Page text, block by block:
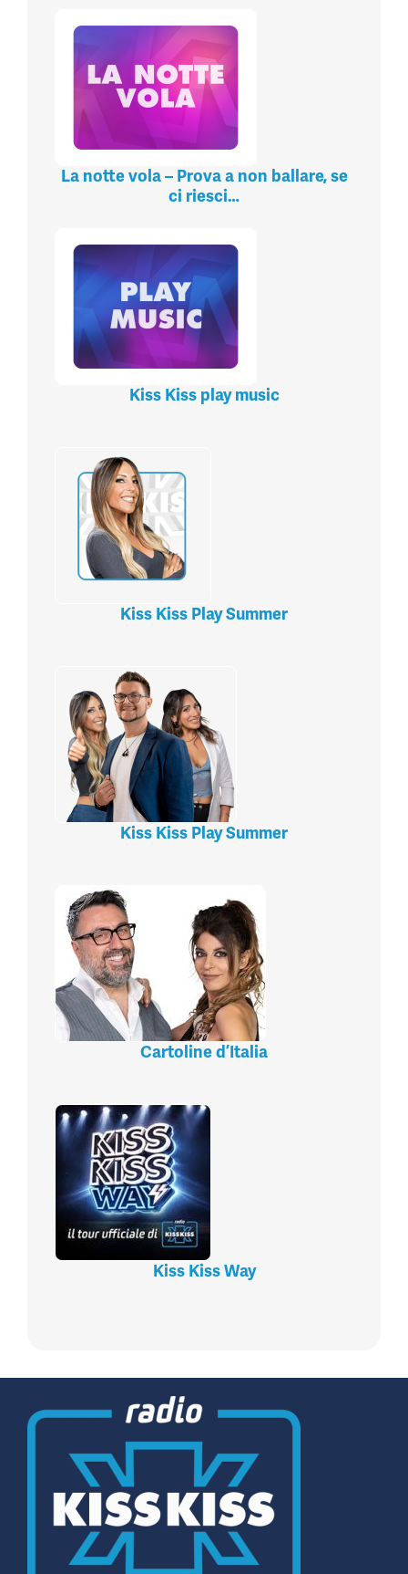
La notte vola – Prova a non ballare, se
ci riesci…
Kiss Kiss play music
Kiss Kiss Play Summer
Kiss Kiss Play Summer
Cartoline d’Italia
Kiss Kiss Way